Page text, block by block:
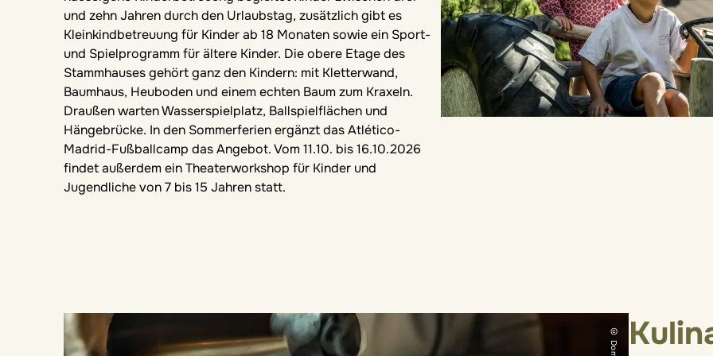
und zehn Jahren durch den Urlaubstag, zusätzlich gibt es
Kleinkindbetreuung für Kinder ab 18 Monaten sowie ein Sport-
und Spielprogramm für ältere Kinder. Die obere Etage des
Stammhauses gehört ganz den Kindern: mit Kletterwand,
Baumhaus, Heuboden und einem echten Baum zum Kraxeln.
Draußen warten Wasserspielplatz, Ballspielflächen und
Hängebrücke. In den Sommerferien ergänzt das Atlético-
Madrid-Fußballcamp das Angebot. Vom 11.10. bis 16.10.2026
findet außerdem ein Theaterworkshop für Kinder und
Jugendliche von 7 bis 15 Jahren statt.